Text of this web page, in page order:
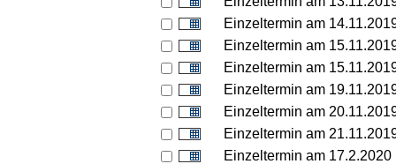
Einzeltermin am
Einzeltermin am
Einzeltermin am
Einzeltermin am
Einzeltermin am
Einzeltermin am
Einzeltermin am 17.2.2020